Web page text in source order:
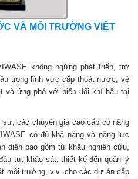
VÀ MÔI TRƯỜNG VIỆT
không ngừng phát triển, trở
trong lĩnh vực cấp thoát nước, vệ
và ứng phó với biến đổi khí hậu tại
các chuyên gia cao cấp có năng
có đủ khả năng và năng lực
diện bao gồm từ khâu nghiên cứu,
tư; khảo sát; thiết kế đến quản lý
môi trường, v.v. cho các dự án cấp